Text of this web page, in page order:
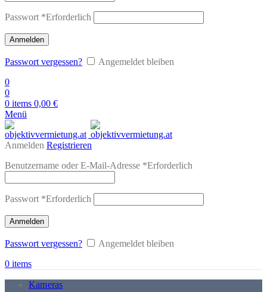
Passwort *Erforderlich
Anmelden
Passwort vergessen?
Angemeldet bleiben
0
0
0 items 0,00 €
Menü
Anmelden Registrieren
Benutzername oder E-Mail-Adresse *Erforderlich
Passwort *Erforderlich
Anmelden
Passwort vergessen?
Angemeldet bleiben
0 items
Kameras